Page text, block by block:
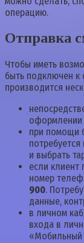
операцию.
Отправка
Чтобы иметь
быть подключен к
производится
оформлении
при помощи
и выбрать
если клиент
номер
900.
данные,
в личном
входа в
«Мобильный